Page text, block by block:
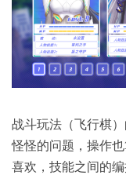
战斗玩法（飞行棋
怪怪的问题，操作
喜欢，技能之间的